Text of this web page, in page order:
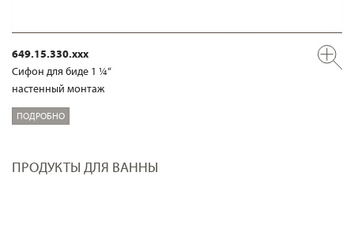
649.15.330.xxx
Сифон для биде 1 ¼“
настенный монтаж
ПОДРОБНО
ПРОДУКТЫ ДЛЯ ВАННЫ